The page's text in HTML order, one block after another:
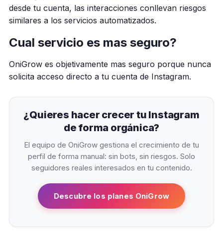
desde tu cuenta, las interacciones conllevan riesgos
similares a los servicios automatizados.
Cual servicio es mas seguro?
OniGrow es objetivamente mas seguro porque nunca
solicita acceso directo a tu cuenta de Instagram.
¿Quieres hacer crecer tu Instagram
de forma orgánica?
El equipo de OniGrow gestiona el crecimiento de tu
perfil de forma manual: sin bots, sin riesgos. Solo
seguidores reales interesados en tu contenido.
Descubre los planes OniGrow